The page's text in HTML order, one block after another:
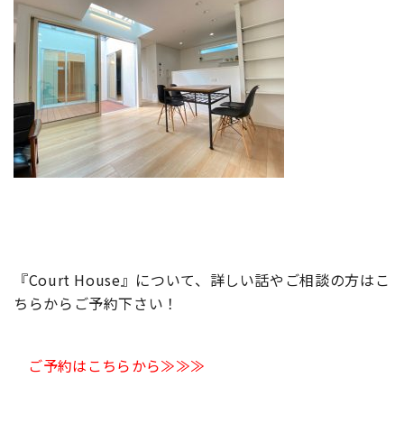
『Court House』について、詳しい話やご相談の方はこ
ちらからご予約下さい！
ご予約はこちらから≫≫≫